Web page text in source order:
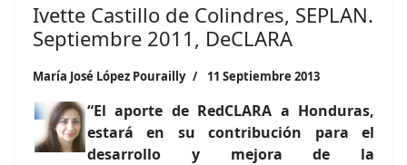
Ivette Castillo de Colindres, SEPLAN.
Septiembre 2011, DeCLARA
María José López Pourailly 11 Septiembre 2013
“El aporte de RedCLARA a Honduras,
estará en su contribución para el
desarrollo y mejora de la